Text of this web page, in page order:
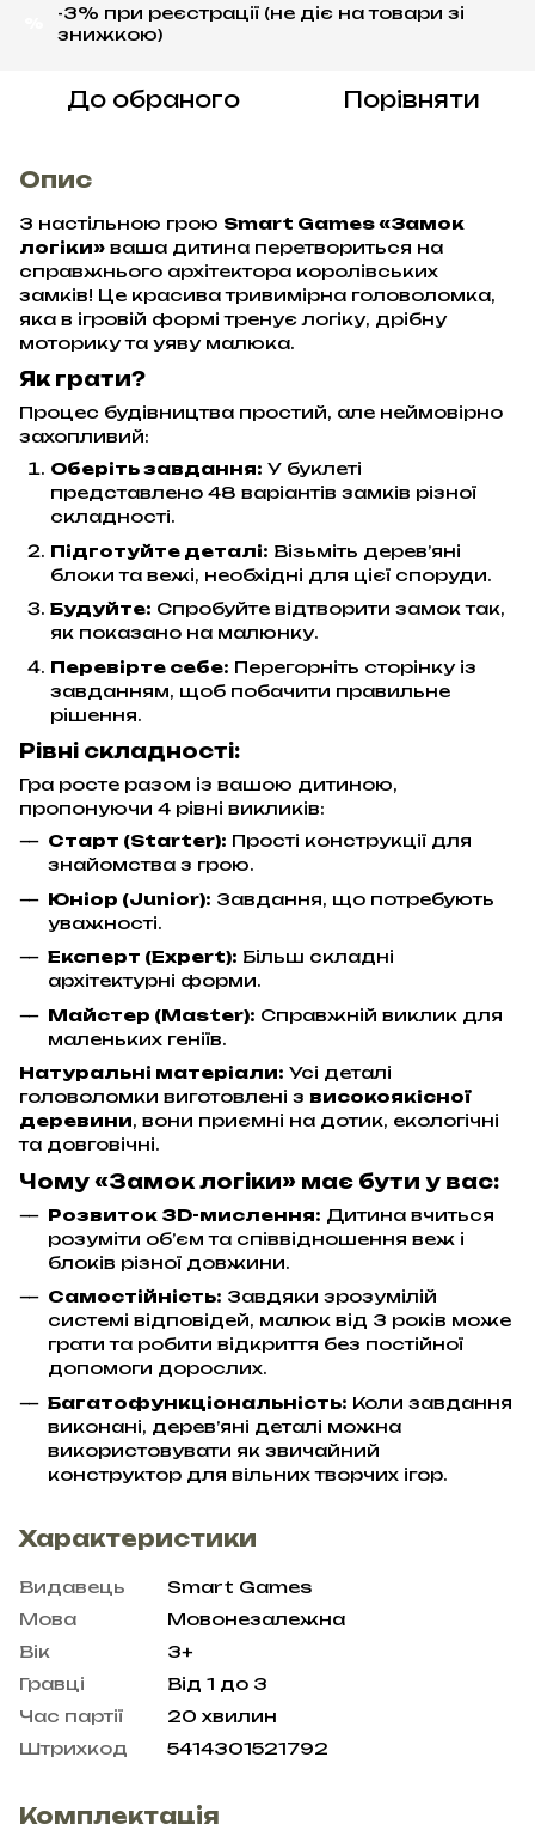
-3% при реєстрації (не діє на товари зі
знижкою)
До обраного Порівняти
Опис
З настільною грою Smart Games «Замок
логіки» ваша дитина перетвориться на
справжнього архітектора королівських
замків! Це красива тривимірна головоломка,
яка в ігровій формі тренує логіку, дрібну
моторику та уяву малюка.
Як грати?
Процес будівництва простий, але неймовірно
захопливий:
Оберіть завдання: У буклеті
представлено 48 варіантів замків різної
складності.
Підготуйте деталі: Візьміть дерев’яні
блоки та вежі, необхідні для цієї споруди.
Будуйте: Спробуйте відтворити замок так,
як показано на малюнку.
Перевірте себе: Перегорніть сторінку із
завданням, щоб побачити правильне
рішення.
Рівні складності:
Гра росте разом із вашою дитиною,
пропонуючи 4 рівні викликів:
Старт (Starter): Прості конструкції для
знайомства з грою.
Юніор (Junior): Завдання, що потребують
уважності.
Експерт (Expert): Більш складні
архітектурні форми.
Майстер (Master): Справжній виклик для
маленьких геніїв.
Натуральні матеріали: Усі деталі
головоломки виготовлені з високоякісної
деревини, вони приємні на дотик, екологічні
та довговічні.
Чому «Замок логіки» має бути у вас:
Розвиток 3D-мислення: Дитина вчиться
розуміти об’єм та співвідношення веж і
блоків різної довжини.
Самостійність: Завдяки зрозумілій
системі відповідей, малюк від 3 років може
грати та робити відкриття без постійної
допомоги дорослих.
Багатофункціональність: Коли завдання
виконані, дерев’яні деталі можна
використовувати як звичайний
конструктор для вільних творчих ігор.
Характеристики
Видавець
Smart Games
Мова
Мовонезалежна
Вік
3+
Гравці
Від 1 до 3
Час партії
20 хвилин
Штрихкод
5414301521792
Комплектація